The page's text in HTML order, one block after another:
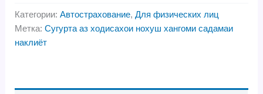
Категории:Автострахование,Для физических лиц
Метка:Сугурта аз ходисахои нохуш хангоми садамаи
наклиёт